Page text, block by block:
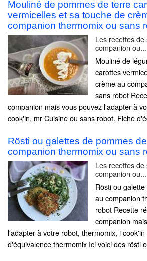
Mouliné de pommes de terre
vermicelles et sa touche de
companion thermomix ou sans
Les recettes
companion ou...
Mouliné de
carottes
crème au
sans robot
companion mais vous pouvez l'adapter à
cook'in, mr Cuisine ou sans robot. Fiche
Rösti ou galettes de pommes
companion thermomix ou sans
Les recettes
companion ou...
Rösti ou
au companion
robot Recette
companion
l'adapter à votre robot, thermomix, i
d'équivalence thermomix Ici voici des rösti